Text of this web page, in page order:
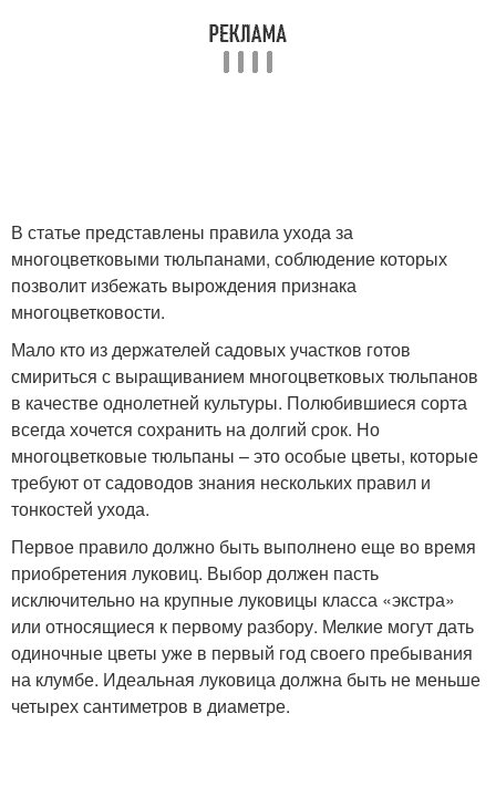
В статье представлены правила ухода за
многоцветковыми тюльпанами, соблюдение которых
позволит избежать вырождения признака
многоцветковости.
Мало кто из держателей садовых участков готов
смириться с выращиванием многоцветковых тюльпанов
в качестве однолетней культуры. Полюбившиеся сорта
всегда хочется сохранить на долгий срок. Но
многоцветковые тюльпаны – это особые цветы, которые
требуют от садоводов знания нескольких правил и
тонкостей ухода.
Первое правило должно быть выполнено еще во время
приобретения луковиц. Выбор должен пасть
исключительно на крупные луковицы класса «экстра»
или относящиеся к первому разбору. Мелкие могут дать
одиночные цветы уже в первый год своего пребывания
на клумбе. Идеальная луковица должна быть не меньше
четырех сантиметров в диаметре.